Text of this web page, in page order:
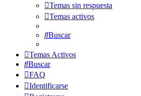
Temas sin respuesta
Temas activos
Buscar
Temas Activos
Buscar
FAQ
Identificarse